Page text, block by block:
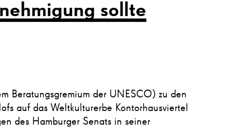
sollte
Beratungsgremium der UNESCO) zu den
auf das Weltkulturerbe Kontorhausviertel
des Hamburger Senats in seiner